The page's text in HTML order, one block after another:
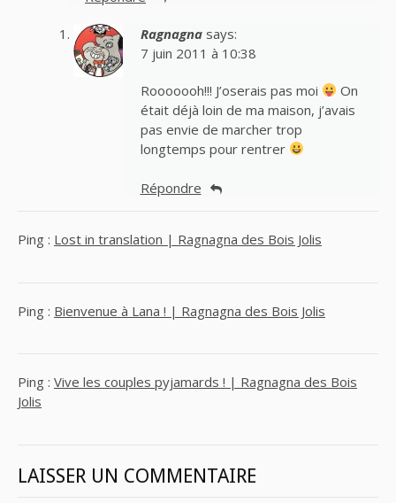
Ragnagna says:
7 juin 2011 à 10:38
Rooooooh!!! J’oserais pas moi
On
était déjà loin de ma maison, j’avais
pas envie de marcher trop
longtemps pour rentrer
Répondre
Ping : Lost in translation | Ragnagna des Bois Jolis
Ping : Bienvenue à Lana ! | Ragnagna des Bois Jolis
Ping : Vive les couples pyjamards ! | Ragnagna des Bois
Jolis
LAISSER UN COMMENTAIRE